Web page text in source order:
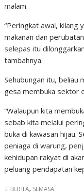
malam.
“Peringkat awal, kilang
makanan dan
selepas itu
tambahnya.
Sehubungan itu, beliau
gesa membuka sektor
“Walaupun kita
sebab kita melalui
buka di kawasan hijau.
peniaga di warung,
kehidupan rakyat di
peluang pendapatan
BERITA, SEMASA